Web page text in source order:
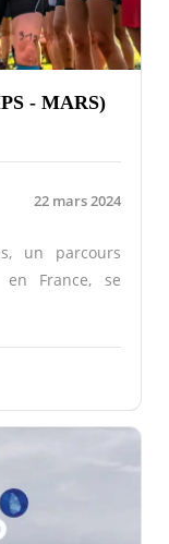
- MARS)
22 mars 2024
un parcours
France, se